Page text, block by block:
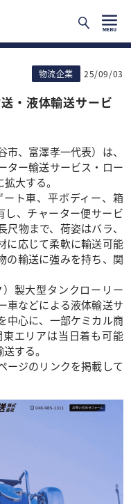
物流企業 25/09/03
・液体輸送サービ
、富澤孝一代表）は、
ター輸送サービス・ロー
大する。
ト車、平ボディー、箱
し、チャーター便サービ
物まで、荷姿はバラ、
に応じて柔軟に輸送可能
の輸送に強みを持ち、関
製大型タンクローリー
車などによる液体輸送サ
中心に、一部ケミカル商
エリアは当日着も可能
する。
ージのリンクを掲載して